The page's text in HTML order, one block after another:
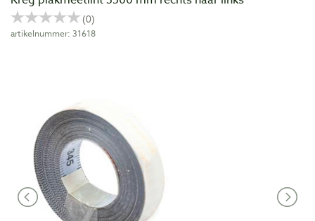
artikelnummer: 31618